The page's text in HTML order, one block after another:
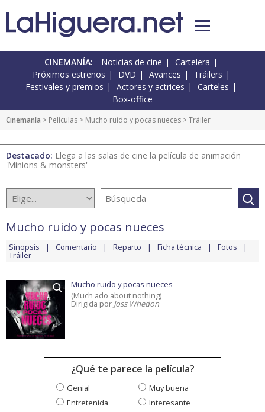
CINEMANÍA: Noticias de cine
Cartelera
Próximos estrenos
DVD Avances
Tráilers
Festivales y premios
Actores y actrices
Carteles
Box-office
Cinemanía > Películas > Mucho ruido y pocas nueces > Tráiler
Destacado: Llega a las salas de cine la película de animación
'Minions & monsters'
Mucho ruido y pocas nueces
Sinopsis Comentario Reparto Ficha técnica Fotos
Tráiler
Mucho ruido y pocas nueces
(Much ado about nothing)
Dirigida por Joss Whedon
¿Qué te parece la película?
Genial
Muy buena
Entretenida
Interesante